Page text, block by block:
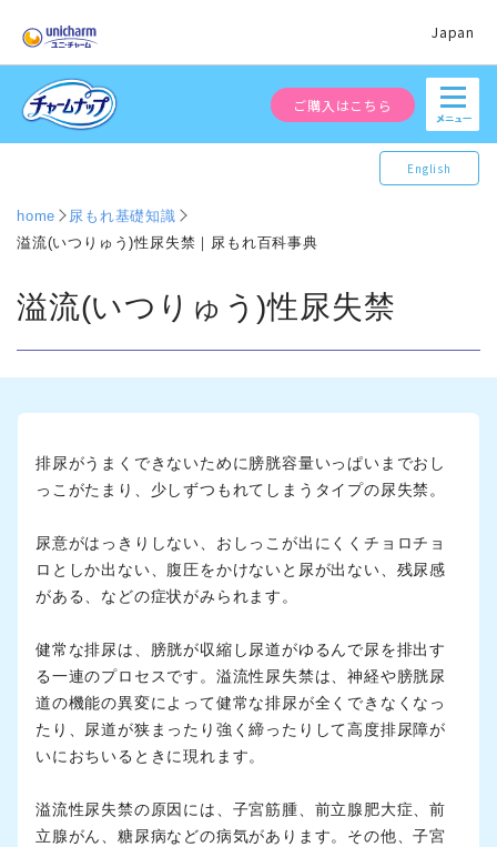
Japan
ご購入はこちら
English
home
尿もれ基礎知識
溢流(いつりゅう)性尿失禁｜尿もれ百科事典
溢流(いつりゅう)性尿失禁
排尿がうまくできないために膀胱容量いっぱいまでおし
っこがたまり、少しずつもれてしまうタイプの尿失禁。
尿意がはっきりしない、おしっこが出にくくチョロチョ
ロとしか出ない、腹圧をかけないと尿が出ない、残尿感
がある、などの症状がみられます。
健常な排尿は、膀胱が収縮し尿道がゆるんで尿を排出す
る一連のプロセスです。溢流性尿失禁は、神経や膀胱尿
道の機能の異変によって健常な排尿が全くできなくなっ
たり、尿道が狭まったり強く締ったりして高度排尿障が
いにおちいるときに現れます。
溢流性尿失禁の原因には、子宮筋腫、前立腺肥大症、前
立腺がん、糖尿病などの病気があります。その他、子宮